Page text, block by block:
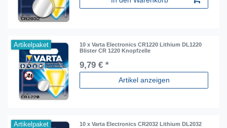
Artikelpaket
10 x Varta Electronics CR1220 Lithium DL1220
Blister CR 1220 Knopfzelle
9,79 € *
Artikel anzeigen
Artikelpaket
10 x Varta Electronics CR2032 Lithium DL2032